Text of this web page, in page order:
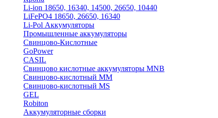
Li-ion 18650, 16340, 14500, 26650, 10440
LiFePO4 18650, 26650, 16340
Li-Pol Аккумуляторы
Промышленные аккумуляторы
Свинцово-Кислотные
GoPower
CASIL
Свинцово кислотные аккумуляторы MNB
Cвинцово-кислотный MM
Cвинцово-кислотный MS
GEL
Robiton
Аккумуляторные сборки